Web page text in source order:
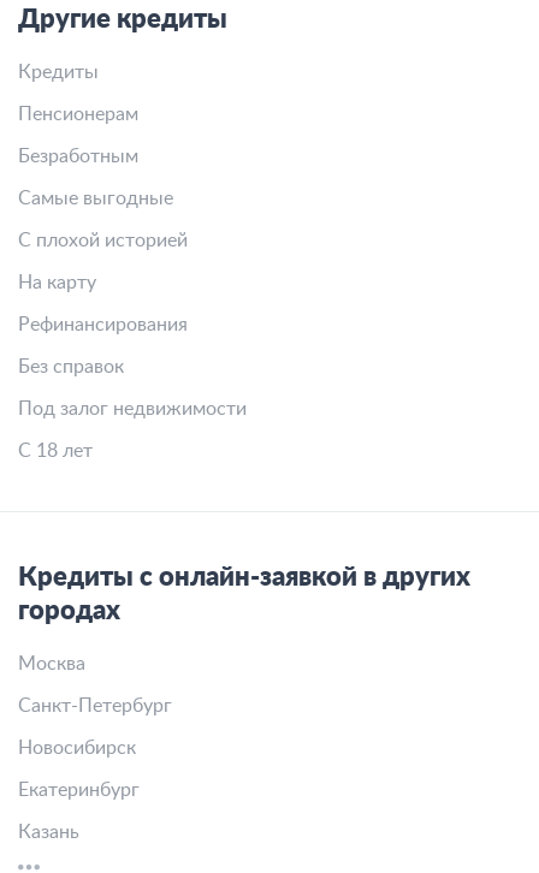
Другие кредиты
Кредиты
Пенсионерам
Безработным
Самые выгодные
С плохой историей
На карту
Рефинансирования
Без справок
Под залог недвижимости
С 18 лет
Кредиты с онлайн-заявкой в других
городах
Москва
Санкт-Петербург
Новосибирск
Екатеринбург
Казань